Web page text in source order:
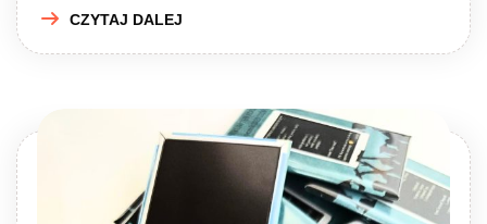
CZYTAJ DALEJ